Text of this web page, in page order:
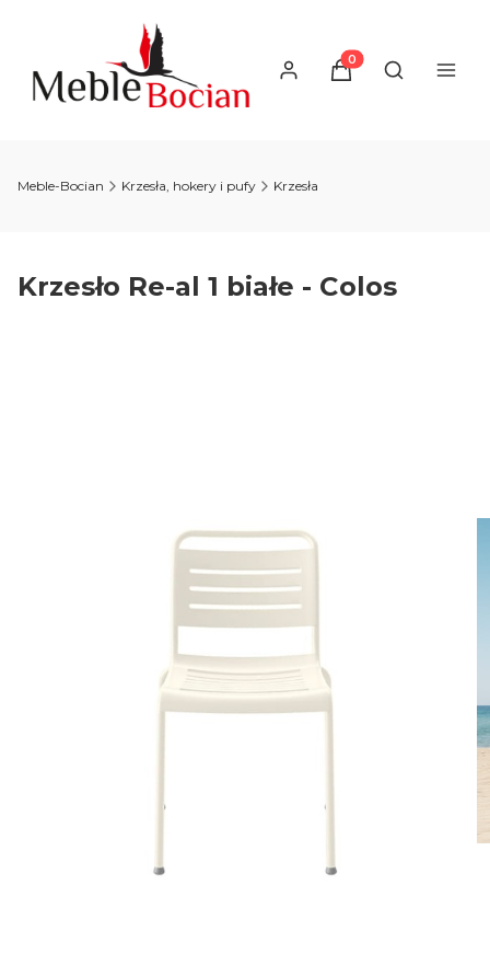
Produkty w
Otwórz
Meble-Bocian Krzesła, hokery i pufy Krzesła
Krzesło Re-al 1 białe - Colos